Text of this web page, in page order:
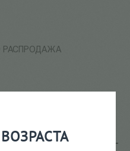
РАСПРОДАЖА